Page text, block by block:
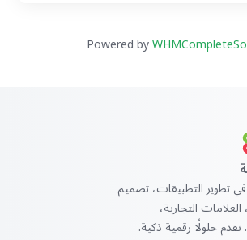
Powered by
عن ١٦ عامًا في تطوير التطبيقات، تصميم
التجارية،
نقدم حلولًا رقمية ذكية.